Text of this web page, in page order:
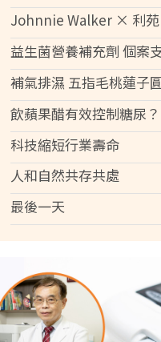
Johnnie Walker × 利苑
益生菌營養補充劑 個案
補氣排濕 五指毛桃蓮子
飲蘋果醋有效控制糖尿
科技縮短行業壽命
人和自然共存共處
最後一天